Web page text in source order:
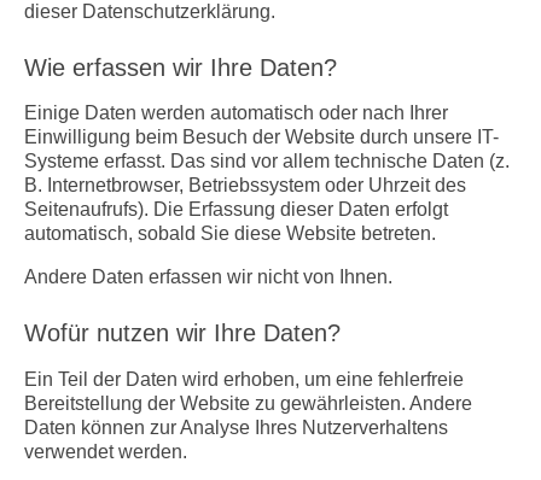
dieser Datenschutzerklärung.
Wie erfassen wir Ihre Daten?
Einige Daten werden automatisch oder nach Ihrer
Einwilligung beim Besuch der Website durch unsere IT-
Systeme erfasst. Das sind vor allem technische Daten (z.
B. Internetbrowser, Betriebssystem oder Uhrzeit des
Seitenaufrufs). Die Erfassung dieser Daten erfolgt
automatisch, sobald Sie diese Website betreten.
Andere Daten erfassen wir nicht von Ihnen.
Wofür nutzen wir Ihre Daten?
Ein Teil der Daten wird erhoben, um eine fehlerfreie
Bereitstellung der Website zu gewährleisten. Andere
Daten können zur Analyse Ihres Nutzerverhaltens
verwendet werden.